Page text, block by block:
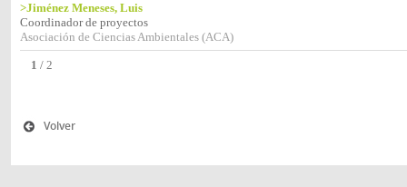
>Jiménez Meneses, Luis
Coordinador de proyectos
Asociación de Ciencias Ambientales (ACA)
1 / 2
Volver